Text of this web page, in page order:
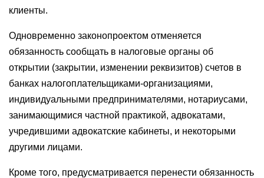
клиенты.
Одновременно законопроектом отменяется
обязанность сообщать в налоговые органы об
открытии (закрытии, изменении реквизитов) счетов в
банках налогоплательщиками-организациями,
индивидуальными предпринимателями, нотариусами,
занимающимися частной практикой, адвокатами,
учредившими адвокатские кабинеты, и некоторыми
другими лицами.
Кроме того, предусматривается перенести обязанность